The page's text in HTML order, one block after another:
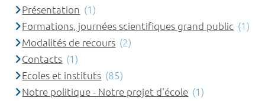
Présentation (1)
Formations, journées scientifiques grand public (1)
Modalités de recours (2)
Contacts (1)
Ecoles et instituts (85)
Notre politique - Notre projet d'école (1)